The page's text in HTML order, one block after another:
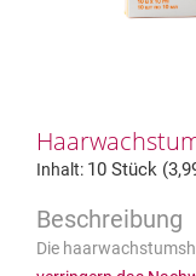
Inhalt: 10 Stück
Die